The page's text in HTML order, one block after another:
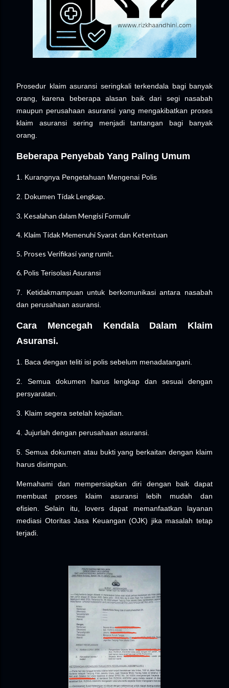
Prosedur klaim asuransi seringkali terkendala bagi banyak
orang, karena beberapa alasan baik dari segi nasabah
maupun perusahaan asuransi yang mengakibatkan proses
klaim asuransi sering menjadi tantangan bagi banyak
orang.
Beberapa Penyebab Yang Paling Umum
1. Kurangnya Pengetahuan Mengenai Polis
2. Dokumen Tidak Lengkap.
3. Kesalahan dalam Mengisi Formulir
4. Klaim Tidak Memenuhi Syarat dan Ketentuan
5. Proses Verifikasi yang rumit.
6. Polis Terisolasi Asuransi
7. Ketidakmampuan untuk berkomunikasi antara nasabah
dan perusahaan asuransi.
Cara Mencegah Kendala Dalam Klaim
Asuransi.
1. Baca dengan teliti isi polis sebelum menadatangani.
2. Semua dokumen harus lengkap dan sesuai dengan
persyaratan.
3. Klaim segera setelah kejadian.
4. Jujurlah dengan perusahaan asuransi.
5. Semua dokumen atau bukti yang berkaitan dengan klaim
harus disimpan.
Memahami dan mempersiapkan diri dengan baik dapat
membuat proses klaim asuransi lebih mudah dan
efisien.Selain itu, lovers dapat memanfaatkan layanan
mediasi Otoritas Jasa Keuangan (OJK) jika masalah tetap
terjadi.